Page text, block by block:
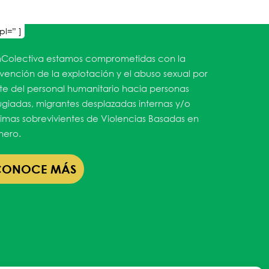
]
estamos comprometidas con la
de la explotación y el abuso sexual por
del personal humanitario hacia personas
migrantes desplazadas internas y/o
sobrevivientes de Violencias Basadas en
MÁS